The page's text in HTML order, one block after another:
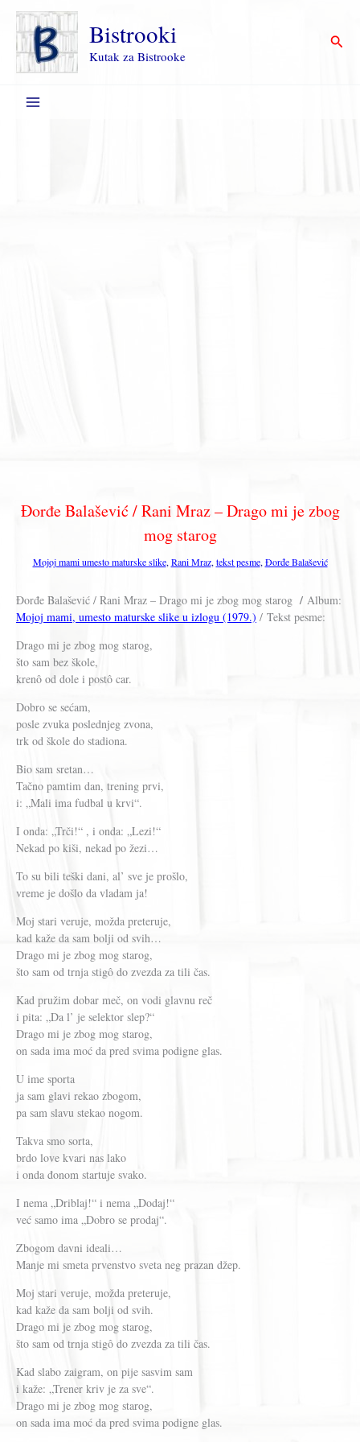
Пређи
садржај
Bistrooki
Kutak za Bistrooke
Đorđe Balašević / Rani Mraz – Drago mi je zbog
mog starog
Mojoj mami umesto maturske slike, Rani Mraz, tekst pesme, Đorđe Balašević
Đorđe Balašević / Rani Mraz – Drago mi je zbog mog starog / Album:
Mojoj mami, umesto maturske slike u izlogu (1979.) / Tekst pesme:
Drago mi je zbog mog starog,
što sam bez škole,
krenô od dole i postô car.
Dobro se sećam,
posle zvuka poslednjeg zvona,
trk od škole do stadiona.
Bio sam sretan…
Tačno pamtim dan, trening prvi,
i: „Mali ima fudbal u krvi“.
I onda: „Trči!“ , i onda: „Lezi!“
Nekad po kiši, nekad po žezi…
To su bili teški dani, al’ sve je prošlo,
vreme je došlo da vladam ja!
Moj stari veruje, možda preteruje,
kad kaže da sam bolji od svih…
Drago mi je zbog mog starog,
što sam od trnja stigô do zvezda za tili čas.
Kad pružim dobar meč, on vodi glavnu reč
i pita: „Da l’ je selektor slep?“
Drago mi je zbog mog starog,
on sada ima moć da pred svima podigne glas.
U ime sporta
ja sam glavi rekao zbogom,
pa sam slavu stekao nogom.
Takva smo sorta,
brdo love kvari nas lako
i onda đonom startuje svako.
I nema „Driblaj!“ i nema „Dodaj!“
već samo ima „Dobro se prodaj“.
Zbogom davni ideali…
Manje mi smeta prvenstvo sveta neg prazan džep.
Moj stari veruje, možda preteruje,
kad kaže da sam bolji od svih.
Drago mi je zbog mog starog,
što sam od trnja stigô do zvezda za tili čas.
Kad slabo zaigram, on pije sasvim sam
i kaže: „Trener kriv je za sve“.
Drago mi je zbog mog starog,
on sada ima moć da pred svima podigne glas.